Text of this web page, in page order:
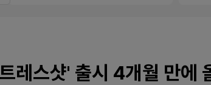
레스샷' 출시 4개월 만에